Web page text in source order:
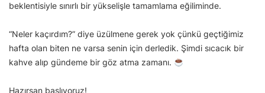
beklentisiyle sınırlı bir yükselişle tamamlama eğiliminde.
“Neler kaçırdım?” diye üzülmene gerek yok çünkü geçtiğimiz
hafta olan biten ne varsa senin için derledik. Şimdi sıcacık bir
kahve alıp gündeme bir göz atma zamanı.
Hazırsan başlıyoruz!